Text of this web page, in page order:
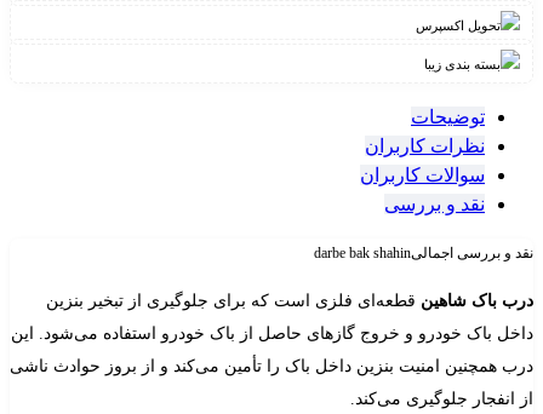
تحویل اکسپرس
بسته بندی زیبا
توضیحات
نظرات کاربران
سوالات کاربران
نقد و بررسی
نقد و بررسی اجمالیdarbe bak shahin
درب باک شاهین قطعه‌ای فلزی است که برای جلوگیری از تبخیر بنزین
داخل باک خودرو و خروج‌ گازهای حاصل از باک خودرو استفاده می‌شود. این
درب همچنین امنیت بنزین داخل باک را تأمین می‌کند و از بروز حوادث ناشی
از انفجار جلوگیری می‌کند.